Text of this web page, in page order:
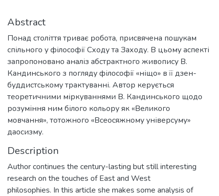
Abstract
Понад століття триває робота, присвячена пошукам
спільного у філософії Сходу та Заходу. В цьому аспекті
запропоновано аналіз абстрактного живопису В.
Кандинського з погляду філософії «ніщо» в її дзен-
буддистському трактуванні. Автор керується
теоретичними мірку­ваннями В. Кандинського щодо
розуміння ним білого кольору як «Великого
мовчання», тотож­ного «Всеосяжному універсуму»
даосизму.
Description
Author continues the century-lasting but still interesting
research on the touches of East and West
philosophies. In this article she makes some analysis of